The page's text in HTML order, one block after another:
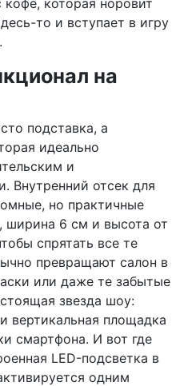
то и вступает в игру
на
подставка, а
идеально
и
Внутренний отсек для
но практичные
ширина 6 см и высота от
спрятать все те
превращают салон в
или даже те забытые
звезда шоу:
вертикальная площадка
смартфона. И вот где
LED-подсветка в
одним